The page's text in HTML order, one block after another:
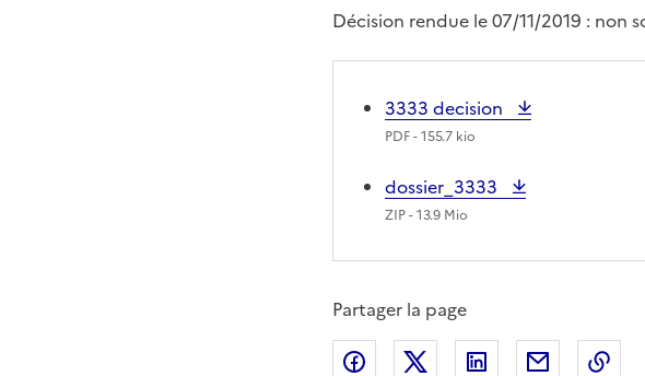
Décision rendue le 07/11/2019 : non
3333 decision
PDF- 155.7 kio
dossier_3333
ZIP- 13.9 Mio
Partager la page
Partager sur Facebook
Partager sur XPartager surPartager